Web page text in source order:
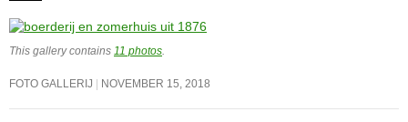
This gallery contains 11 photos.
FOTO GALLERIJ NOVEMBER 15, 2018